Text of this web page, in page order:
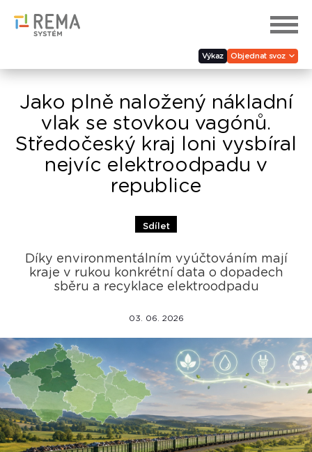
Výkaz Objednat svoz
Jako plně naložený nákladní
vlak se stovkou vagónů.
Středočeský kraj loni vysbíral
nejvíc elektroodpadu v
republice
Sdílet
Díky environmentálním vyúčtováním mají
kraje v rukou konkrétní data o dopadech
sběru a recyklace elektroodpadu
03. 06. 2026